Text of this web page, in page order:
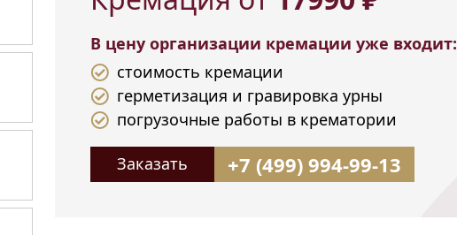
В цену организации кремации уже входит:
стоимость кремации
герметизация и гравировка урны
погрузочные работы в крематории
Заказать +7 (499) 994-99-13